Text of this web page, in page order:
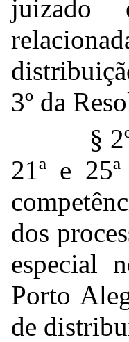
juizado
3º da
§
21ª e
dos
especial
Porto
de